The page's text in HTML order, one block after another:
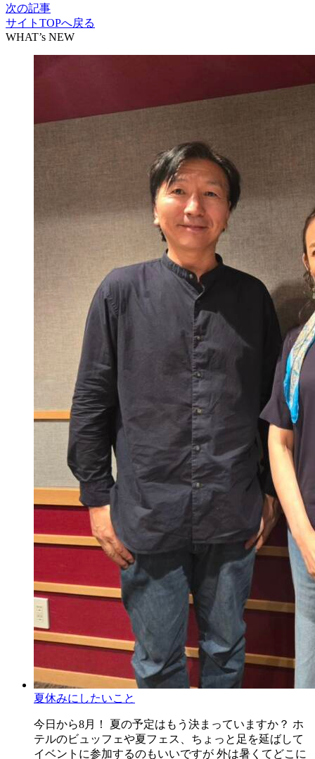
次の記事
サイトTOPへ戻る
WHAT’s NEW
夏休みにしたいこと
今日から8月！ 夏の予定はもう決まっていますか？ ホ
テルのビュッフェや夏フェス、ちょっと足を延ばして
イベントに参加するのもいいですが 外は暑くてどこに